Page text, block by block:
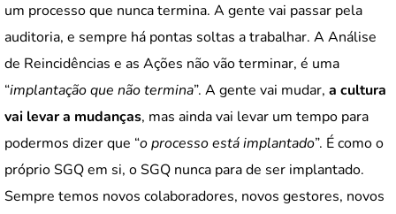
um processo que nunca termina. A gente vai passar pela
auditoria, e sempre há pontas soltas a trabalhar. A Análise
de Reincidências e as Ações não vão terminar, é uma
“implantação que não termina”. A gente vai mudar, a cultura
vai levar a mudanças, mas ainda vai levar um tempo para
podermos dizer que “o processo está implantado”. É como o
próprio SGQ em si, o SGQ nunca para de ser implantado.
Sempre temos novos colaboradores, novos gestores, novos